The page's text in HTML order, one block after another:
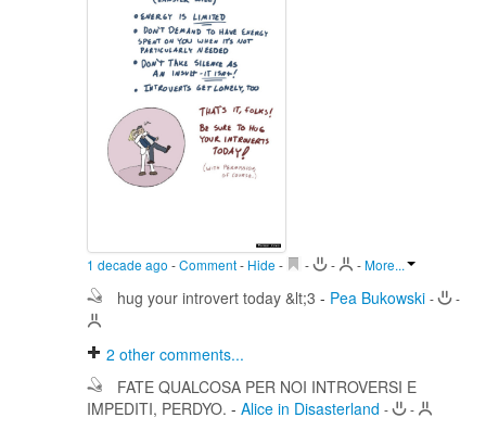
1 decade ago -Comment- Hide - - - -More...
hug your introvert today &lt;3 - Pea Bukowski - -
2 other comments...
FATE QUALCOSA PER NOI INTROVERSI E
IMPEDITI, PERDYO. - Alice in Disasterland - -